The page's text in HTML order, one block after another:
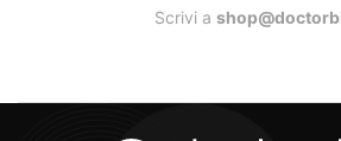
Scrivi a